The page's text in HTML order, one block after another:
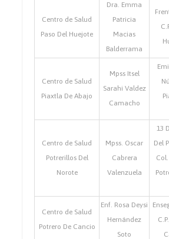
Centro de Salud
Paso Del Huejote
Dra. Emma
Patricia
Macias
Balderrama
Centro de Salud
Piaxtla De Abajo
Mpss Itsel
Sarahi Valdez
Camacho
Centro de Salud
Potrerillos Del
Norote
Mpss. Oscar
Cabrera
Valenzuela
13
Del
Centro de Salud
Potrero De Cancio
Enf. Rosa Deysi
Hernández
Soto